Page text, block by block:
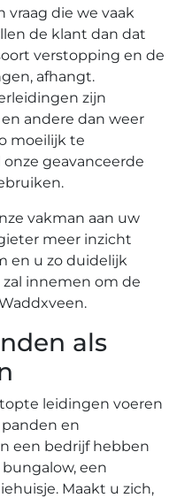
vraag die we vaak
de klant dan dat
verstopping en de
afhangt.
zijn
andere dan weer
moeilijk te
geavanceerde
vakman aan uw
meer inzicht
en u zo duidelijk
innemen om de
als
leidingen voeren
en
een bedrijf hebben
een
Maakt u zich,